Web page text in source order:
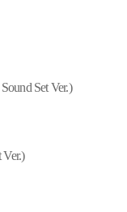
Set Ver.)